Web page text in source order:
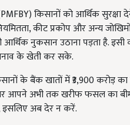
किसानों को आर्थिक
कीट प्रकोप और अन्य
आर्थिक नुकसान उठाना पड़ता है.
के खेती कर सके.
के बैंक खातों में ₹3,900 करोड़
आपने अभी तक खरीफ फसल का
इसलिए अब देर न करें.